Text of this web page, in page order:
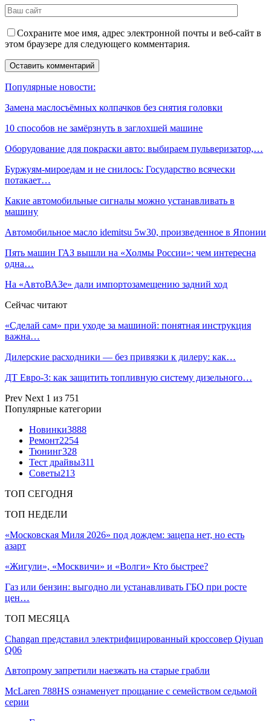
Сохраните мое имя, адрес электронной почты и веб-сайт в
этом браузере для следующего комментария.
Популярные новости:
Замена маслосъёмных колпачков без снятия головки
10 способов не замёрзнуть в заглохшей машине
Оборудование для покраски авто: выбираем пульверизатор,…
Буржуям-мироедам и не снилось: Государство всячески
потакает…
Какие автомобильные сигналы можно устанавливать в
машину
Автомобильное масло idemitsu 5w30, произведенное в Японии
Пять машин ГАЗ вышли на «Холмы России»: чем интересна
одна…
На «АвтоВАЗе» дали импортозамещению задний ход
Сейчас читают
«Сделай сам» при уходе за машиной: понятная инструкция
важна…
Дилерские расходники — без привязки к дилеру: как…
ДТ Евро-3: как защитить топливную систему дизельного…
Prev Next 1 из 751
Популярные категории
Новинки3888
Ремонт2254
Тюнинг328
Тест драйвы311
Советы213
ТОП СЕГОДНЯ
ТОП НЕДЕЛИ
«Московская Миля 2026» под дождем: зацепа нет, но есть
азарт
«Жигули», «Москвичи» и «Волги» Кто быстрее?
Газ или бензин: выгодно ли устанавливать ГБО при росте
цен…
ТОП МЕСЯЦА
Changan представил электрифицированный кроссовер Qiyuan
Q06
Автопрому запретили наезжать на старые грабли
McLaren 788HS ознаменует прощание с семейством седьмой
серии